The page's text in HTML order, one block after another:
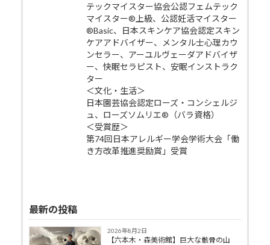
テックマイスター協会公認フェムテック
マイスター®上級、公認妊活マイスター
®Basic、日本スキンケア協会認定スキン
ケアアドバイザー、メンタル士心理カウ
ンセラー、アーユルヴェーダアドバイザ
ー、快眠セラピスト、安眠インストラク
ター
＜文化・生活＞
日本園芸協会認定ローズ・コンシェルジ
ュ、ローズソムリエ®（バラ資格）
＜受賞歴＞
第74回日本アレルギー学会学術大会「働
き方改革推進奨励賞」受賞
最新の投稿
2026年8月2日
【六本木・森美術館】巨大な骸骨の山